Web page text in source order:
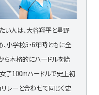
い人は、大谷翔平と星野
小学校5・6年時ともに全
ら本格的にハードルを始
子100mハードルで史上初
レーと合わせて同じく史